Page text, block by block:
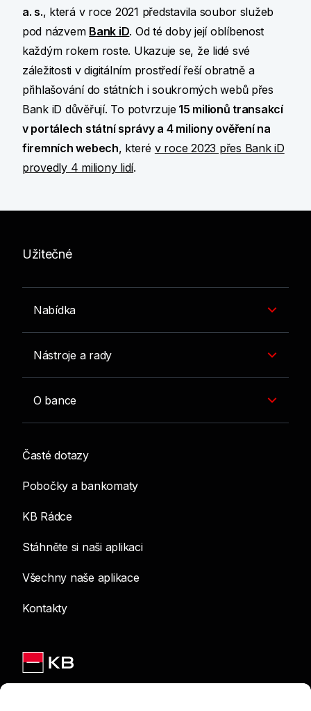
a. s., která v roce 2021 představila soubor služeb
pod názvem Bank iD. Od té doby její oblíbenost
každým rokem roste. Ukazuje se, že lidé své
záležitosti v digitálním prostředí řeší obratně a
přihlašování do státních i soukromých webů přes
Bank iD důvěřují. To potvrzuje15 milionů transakcí
v portálech státní správy a 4 miliony ověření na
firemních webech, které v roce 2023 přes Bank iD
provedly 4 miliony lidí.
Užitečné
Nabídka
Nástroje a rady
O bance
Časté dotazy
Pobočky a bankomaty
KB Rádce
Stáhněte si naši aplikaci
Všechny naše aplikace
Kontakty